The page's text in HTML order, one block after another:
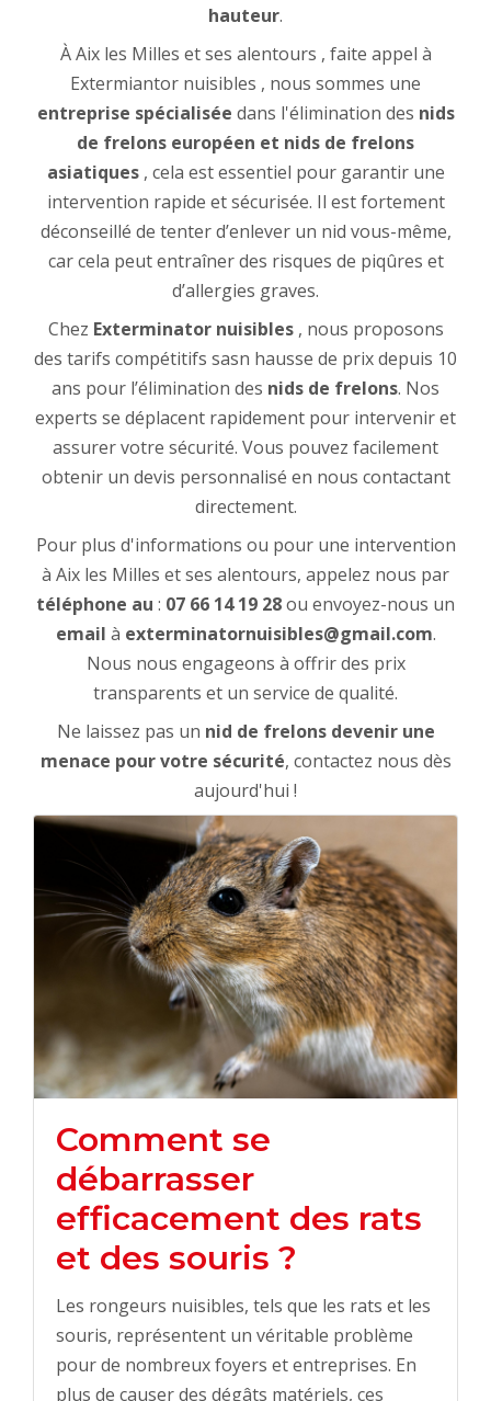
hauteur.
À Aix les Milles et ses alentours , faite appel à
Extermiantor nuisibles , nous sommes une
entreprise spécialisée dans l'élimination des nids
de frelons européen et nids de frelons
asiatiques, cela est essentiel pour garantir une
intervention rapide et sécurisée. Il est fortement
déconseillé de tenter d’enlever un nid vous-même,
car cela peut entraîner des risques de piqûres et
d’allergies graves.
Chez Exterminator nuisibles, nous proposons
des tarifs compétitifs sasn hausse de prix depuis 10
ans pour l’élimination des nids de frelons. Nos
experts se déplacent rapidement pour intervenir et
assurer votre sécurité. Vous pouvez facilement
obtenir un devis personnalisé en nous contactant
directement.
Pour plus d'informations ou pour une intervention
à Aix les Milles et ses alentours, appelez nous par
téléphone au : 07 66 14 19 28ou envoyez-nous un
email à exterminatornuisibles@gmail.com.
Nous nous engageons à offrir des prix
transparents et un service de qualité.
Ne laissez pas un nid de frelons devenir une
menace pour votre sécurité, contactez nous dès
aujourd'hui !
Comment se
débarrasser
efficacement des rats
et des souris ?
Les rongeurs nuisibles, tels que les rats et les
souris, représentent un véritable problème
pour de nombreux foyers et entreprises. En
plus de causer des dégâts matériels, ces